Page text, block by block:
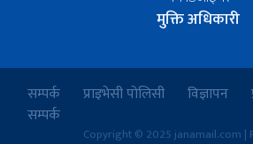
मुक्ति अधिकारी
सम्पर्क प्राइभेसी पोलिसी विज्ञापन
सम्पर्क
Copyright © 2025 janamail.com |